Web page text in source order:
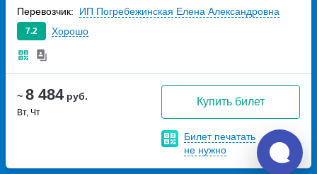
~ 8 484руб.
Вт, Чт
Купить билет
Билет печатать
не нужно
7.2 Хорошо
Перевозчик: ИП Погребежинская Елена Александровна